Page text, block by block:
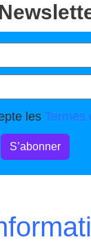
les Termes
S’abonner